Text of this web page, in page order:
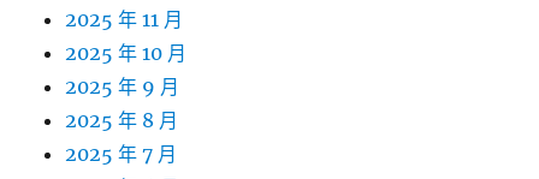
2025 年 11 月
2025 年 10 月
2025 年 9 月
2025 年 8 月
2025 年 7 月